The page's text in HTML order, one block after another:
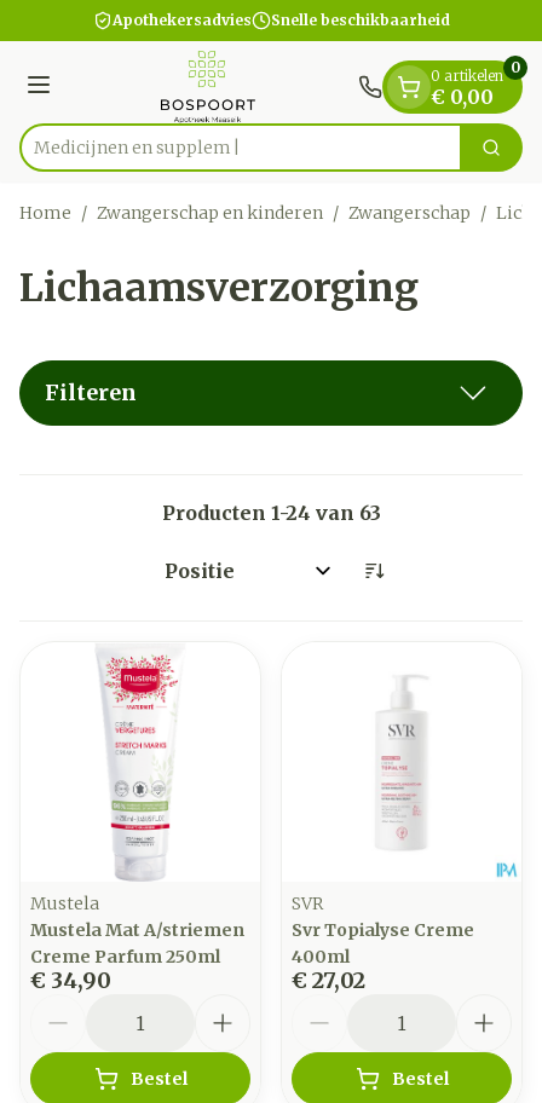
Ga naar de inhoudApothekersadvies Snelle beschikbaarheid
Menu
Product, merk, categorie...
Me Zoek
0 artikelen
€ 0,00
0
Home / Zwangerschap en kinderen / Zwangerschap /
Lichaamsverzorging
Filteren
Producten 1-24 van 63
Sorteer op:
Mustela
Mustela Mat A/striemen
Creme Parfum 250ml
€ 34,90
Bestel
SVR
Svr Topialyse Creme
400ml
€ 27,02
Bestel